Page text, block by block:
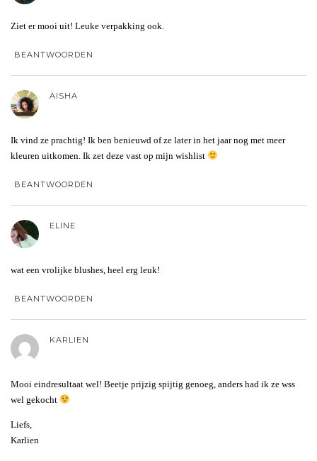
Ziet er mooi uit! Leuke verpakking ook.
BEANTWOORDEN
AISHA
Ik vind ze prachtig! Ik ben benieuwd of ze later in het jaar nog met meer
kleuren uitkomen. Ik zet deze vast op mijn wishlist
BEANTWOORDEN
ELINE
wat een vrolijke blushes, heel erg leuk!
BEANTWOORDEN
KARLIEN
Mooi eindresultaat wel! Beetje prijzig spijtig genoeg, anders had ik ze wss
wel gekocht
Liefs,
Karlien